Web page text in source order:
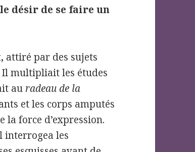
désir de se faire un
attiré par des sujets
Il multipliait les études
au radeau de la
et les corps amputés
la force d’expression.
interrogea les